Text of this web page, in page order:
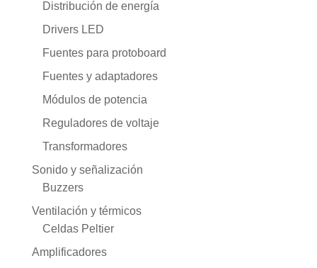
Distribución de energía
Drivers LED
Fuentes para protoboard
Fuentes y adaptadores
Módulos de potencia
Reguladores de voltaje
Transformadores
Sonido y señalización
Buzzers
Ventilación y térmicos
Celdas Peltier
Amplificadores